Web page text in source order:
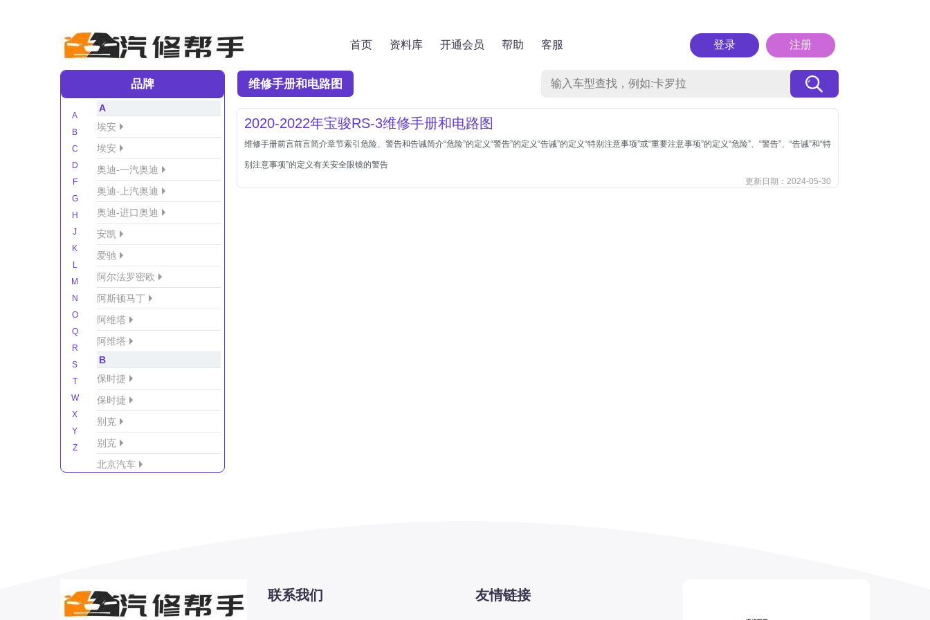
首页 资料库 开通会员 帮助 客服 登录 注册
品牌
A
B
C
D
F
G
H
J
K
L
M
N
O
Q
R
S
T
W
X
Y
Z
A
埃安
埃安
奥迪-一汽奥迪
奥迪-上汽奥迪
奥迪-进口奥迪
安凯
爱驰
阿尔法罗密欧
阿斯顿马丁
阿维塔
阿维塔
B
保时捷
保时捷
别克
别克
北京汽车
北汽幻速
北汽新能源
维修手册和电路图
2020-2022年宝骏RS-3维修手册和电路图
维修手册前言前言简介章节索引危险、警告和告诫简介“危险”的定义“警告”的定义“告诫”的定义“特别注意事项”或“重要注意事项”的定义“危险”、“警告”、“告诫”和“特
别注意事项”的定义有关安全眼镜的警告
更新日期：2024-05-30
联系我们 友情链接